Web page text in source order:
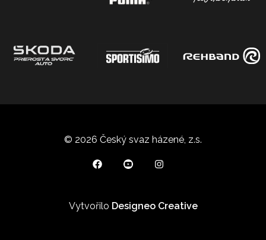
© 2026 Český svaz házené, z.s.
Vytvořilo Designeo Creative